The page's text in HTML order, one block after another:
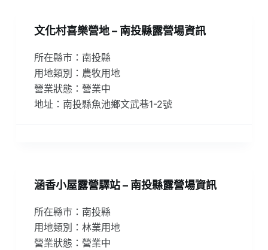
文化村喜樂營地 – 南投縣露營場資訊
所在縣市：南投縣
用地類別：農牧用地
營業狀態：營業中
地址：南投縣魚池鄉文武巷1-2號
涵香小屋露營驛站 – 南投縣露營場資訊
所在縣市：南投縣
用地類別：林業用地
營業狀態：營業中